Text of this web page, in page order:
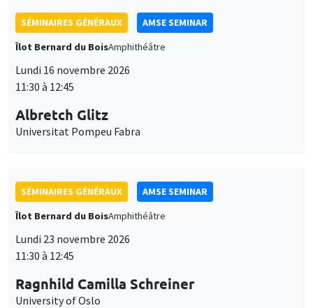
SÉMINAIRES GÉNÉRAUX
AMSE SEMINAR
Îlot Bernard du BoisAmphithéâtre
Lundi 16 novembre 2026
11:30 à 12:45
Albretch Glitz
Universitat Pompeu Fabra
SÉMINAIRES GÉNÉRAUX
AMSE SEMINAR
Îlot Bernard du BoisAmphithéâtre
Lundi 23 novembre 2026
11:30 à 12:45
Ragnhild Camilla Schreiner
University of Oslo